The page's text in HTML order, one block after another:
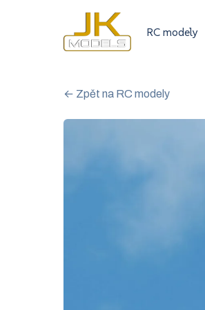
RC modely
← Zpět na RC modely